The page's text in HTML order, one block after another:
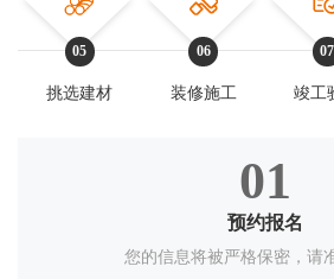
05
挑选建材
06
装修施工
07
竣工
01
预约报名
您的信息将被严格保密，请